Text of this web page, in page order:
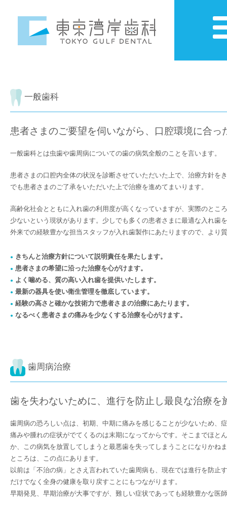
一般歯科
患者さまのご要望を伺いながら、口腔環境に合っ
一般歯科とは虫歯や歯周病についての歯の病気全般のことを言います。
患者さまの口腔内全体の状況を診断させていただいた上で、治療方針を
でも患者さまのご了承をいただいた上で治療を進めてまいります。
高齢化社会とともに入れ歯の利用度が高くなっていますが、実際のとこ
少ないという現状があります。少しでも多くの患者さまに最適な入れ歯
外来での経験豊かな担当スタッフが入れ歯製作にあたりますので、より
● きちんと治療方針について説明責任を果たします。
● 患者さまの希望に沿った治療を心がけます。
● よく噛める、質の高い入れ歯を提供いたします。
● 最新の器具を使い衛生管理を徹底しています。
● 経験の高さと確かな技術力で患者さまの治療にあたります。
● なるべく患者さまの痛みを少なくする治療を心がけます。
歯周病治療
歯を失わないために、進行を防止し最良な治療を
歯周病の恐ろしい点は、初期、中期に痛みを感じることが少ないため、
痛みや腫れの症状がでてくるのは末期になってからです。そこまでほと
か、この病気を放置してしまうと最悪歯を失ってしまうことになりかね
ところは、この点にあります。
以前は「不治の病」とさえ言われていた歯周病も、現在では進行を防止
だけでなく全身の健康を取り戻すことにもつながります。
早期発見、早期治療が大事ですが、難しい症状であっても経験豊かな医